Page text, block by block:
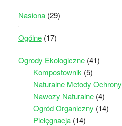
Nasiona(29)
Ogólne(17)
Ogrody Ekologiczne(41)
Kompostownik (5)
Naturalne Metody Ochrony
Nawozy Naturalne(4)
Ogród Organiczny (14)
Pielęgnacja(14)